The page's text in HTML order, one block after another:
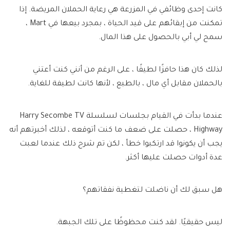
كانت إحدى وظائفي في المزرعة هي رعاية الحملان المريضة. إذا
تمكنت من إبقائهم على قيد الحياة ، بمجرد بيعها في Mart ،
سمح لي أبي بالحصول على هذا المال.
لذلك كان هذا حافزًا لطيفًا ، على الرغم من أنني كنت أعتني
بالحملان مقابل أي مال ، بالطبع ، لأنها كانت لطيفة للغاية.
عندما بدأت في القيام بجلسات لسلسلة Harry Secombe TV
Highway ، حصلت على ضعف ما كنت أتوقعه ، لذلك أخبرتهم أنه
يجب أن يكونوا قد ارتكبوا خطأ ، لكن تم شرح ذلك عندما لعبت
عدة أدوات حصلت عليها أكثر.
هل سبق لك أن ناضلت لتغطية نفقاتهم؟
ليس حقيقيًا. لقد كنت محظوظًا على تلك الجبهة.